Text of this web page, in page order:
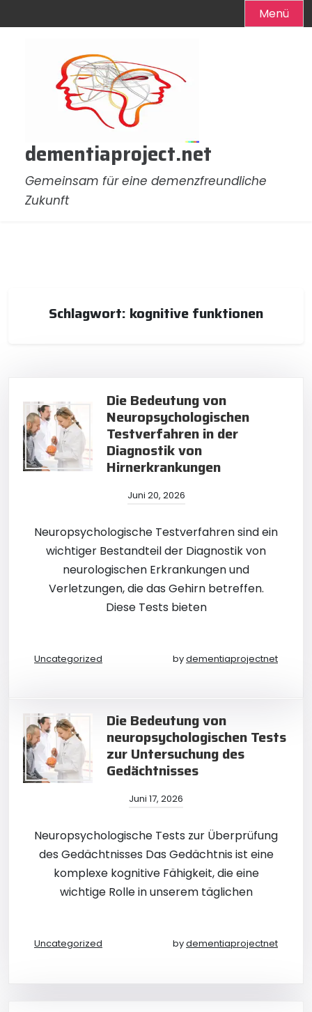
Menü
dementiaproject.net
Gemeinsam für eine demenzfreundliche
Zukunft
Schlagwort: kognitive funktionen
Die Bedeutung von
Neuropsychologischen
Testverfahren in der
Diagnostik von
Hirnerkrankungen
Juni 20, 2026
Neuropsychologische Testverfahren sind ein
wichtiger Bestandteil der Diagnostik von
neurologischen Erkrankungen und
Verletzungen, die das Gehirn betreffen.
Diese Tests bieten
Uncategorized bydementiaprojectnet
Die Bedeutung von
neuropsychologischen Tests
zur Untersuchung des
Gedächtnisses
Juni 17, 2026
Neuropsychologische Tests zur Überprüfung
des Gedächtnisses Das Gedächtnis ist eine
komplexe kognitive Fähigkeit, die eine
wichtige Rolle in unserem täglichen
Uncategorized bydementiaprojectnet